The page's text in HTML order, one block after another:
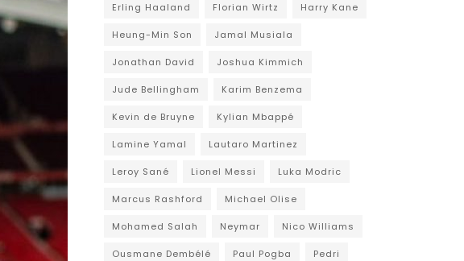
Erling Haaland Florian Wirtz Harry Kane
Heung-Min Son Jamal Musiala
Jonathan David Joshua Kimmich
Jude Bellingham Karim Benzema
Kevin de Bruyne Kylian Mbappé
Lamine Yamal Lautaro Martinez
Leroy Sané Lionel Messi Luka Modric
Marcus Rashford Michael Olise
Mohamed Salah Neymar Nico Williams
Ousmane Dembélé Paul Pogba Pedri